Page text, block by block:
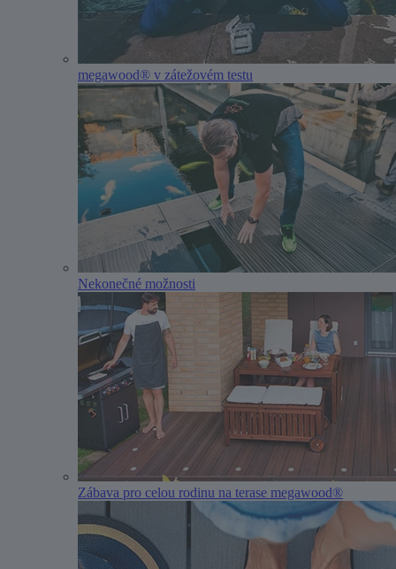
megawood® v zátežovém testu
Nekonečné možnosti
Zábava pro celou rodinu na terase megawood®